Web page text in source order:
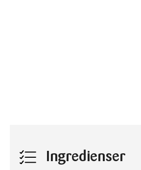
Ingredienser